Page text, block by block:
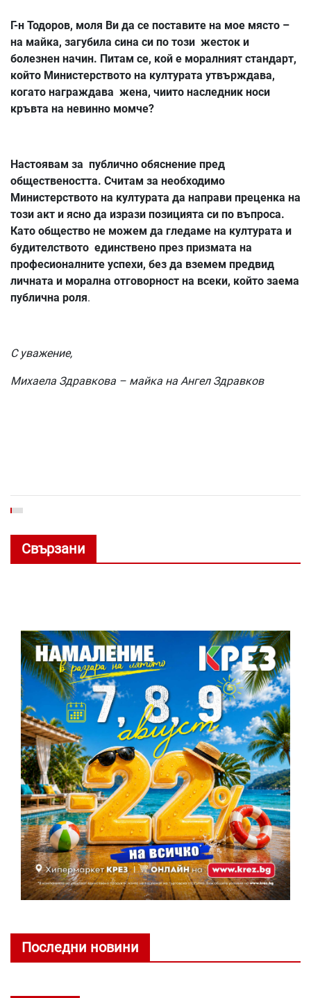
Г-н Тодоров, моля Ви да се поставите на мое място –
на майка, загубила сина си по този жесток и
болезнен начин. Питам се, кой е моралният стандарт,
който Министерството на културата утвърждава,
когато награждава жена, чиито наследник носи
кръвта на невинно момче?
Настоявам за публично обяснение пред
обществеността. Считам за необходимо
Министерството на културата да направи преценка на
този акт и ясно да изрази позицията си по въпроса.
Като общество не можем да гледаме на културата и
будителството единствено през призмата на
професионалните успехи, без да вземем предвид
личната и морална отговорност на всеки, който заема
публична роля.
С уважение,
Михаела Здравкова – майка на Ангел Здравков
Свързани
Последни новини